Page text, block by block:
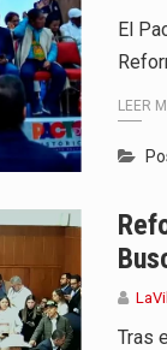
El
LEER
Tras